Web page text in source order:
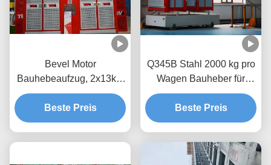
Bevel Motor
Bauhebeaufzug, 2x13kw
Güterhebeaufzug
Beste Preis
Q345B Stahl 2000 kg pro
Wagen Bauheber für
Fahrgastmaterial
Beste Preis